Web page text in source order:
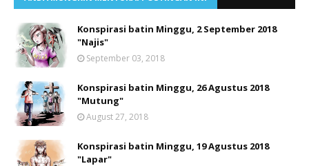
Konspirasi batin Minggu, 2 September 2018
"Najis"
September 03, 2018
Konspirasi batin Minggu, 26 Agustus 2018
"Mutung"
August 27, 2018
Konspirasi batin Minggu, 19 Agustus 2018
"Lapar"